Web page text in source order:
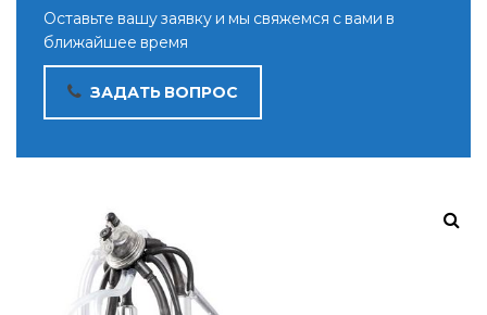
Оставьте вашу заявку и мы свяжемся с вами в
ближайшее время
ЗАДАТЬ ВОПРОС